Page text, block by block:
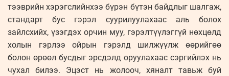
тээврийн хэрэгслийнхээ бүрэн бүтэн байдлыг шалгаж,
стандарт бус гэрэл суурилуулахаас аль болох
зайлсхийх, үзэгдэх орчин муу, гэрэлтүүлэггүй нөхцөлд
холын гэрлээ ойрын гэрэлд шилжүүлж өөрийгөө
болон өрөөл бусдыг эрсдэлд оруулахаас сэргийлэх нь
чухал билээ. Эцэст нь жолооч, хяналт тавьж буй